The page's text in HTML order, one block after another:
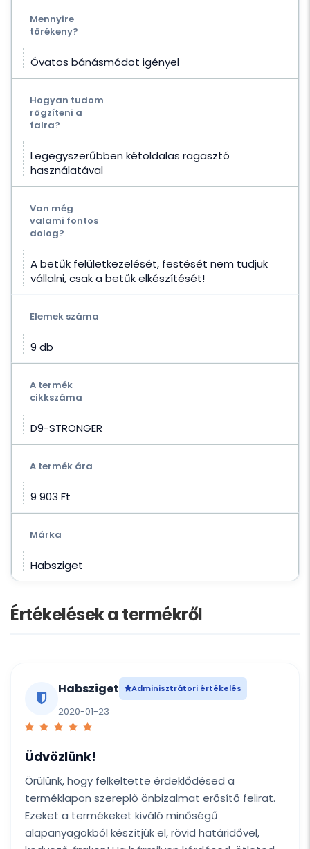
Mennyire
törékeny?
Óvatos bánásmódot igényel
Hogyan tudom
rögzíteni a
falra?
Legegyszerűbben kétoldalas ragasztó
használatával
Van még
valami fontos
dolog?
A betűk felületkezelését, festését nem tudjuk
vállalni, csak a betűk elkészítését!
Elemek száma
9 db
A termék
cikkszáma
D9-STRONGER
A termék ára
9 903 Ft‎
Márka
Habsziget
Értékelések a termékről
Habsziget Adminisztrátori értékelés
2020-01-23
Üdvözlünk!
Örülünk, hogy felkeltette érdeklődésed a
terméklapon szereplő önbizalmat erősítő felirat.
Ezeket a termékeket kiváló minőségű
alapanyagokból készítjük el, rövid határidővel,